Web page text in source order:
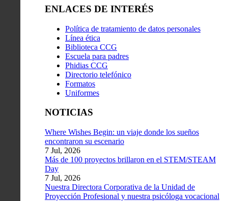
ENLACES DE INTERÉS
Política de tratamiento de datos personales
Línea ética
Biblioteca CCG
Escuela para padres
Phidias CCG
Directorio telefónico
Formatos
Uniformes
NOTICIAS
Where Wishes Begin: un viaje donde los sueños
encontraron su escenario
7 Jul, 2026
Más de 100 proyectos brillaron en el STEM/STEAM
Day
7 Jul, 2026
Nuestra Directora Corporativa de la Unidad de
Proyección Profesional y nuestra psicóloga vocacional